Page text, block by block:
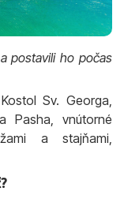
postavili ho počas
Sv. Georga,
Pasha, vnútorné
a stajňami,